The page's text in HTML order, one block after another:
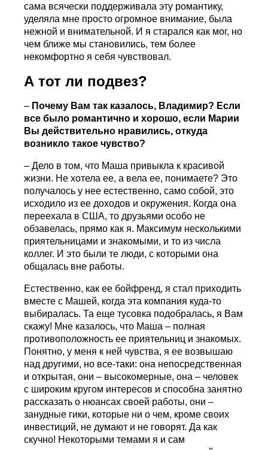
сама всячески поддерживала эту романтику,
уделяла мне просто огромное внимание, была
нежной и внимательной. И я старался как мог, но
чем ближе мы становились, тем более
некомфортно я себя чувствовал.
А тот ли подвез?
– Почему Вам так казалось, Владимир? Если
все было романтично и хорошо, если Марии
Вы действительно нравились, откуда
возникло такое чувство?
– Дело в том, что Маша привыкла к красивой
жизни. Не хотела ее, а вела ее, понимаете? Это
получалось у нее естественно, само собой, это
исходило из ее доходов и окружения. Когда она
переехала в США, то друзьями особо не
обзавелась, прямо как я. Максимум несколькими
приятельницами и знакомыми, и то из числа
коллег. И это были те люди, с которыми она
общалась вне работы.
Естественно, как ее бойфренд, я стал приходить
вместе с Машей, когда эта компания куда-то
выбиралась. Та еще тусовка подобралась, я Вам
скажу! Мне казалось, что Маша – полная
противоположность ее приятельниц и знакомых.
Понятно, у меня к ней чувства, я ее возвышаю
над другими, но все-таки: она непосредственная
и открытая, они – высокомерные, она – человек
с широким кругом интересов и способна занятно
рассказать о нюансах своей работы, они –
занудные гики, которые ни о чем, кроме своих
инвестиций, не думают и не говорят. Да как
скучно! Некоторыми темами я и сам